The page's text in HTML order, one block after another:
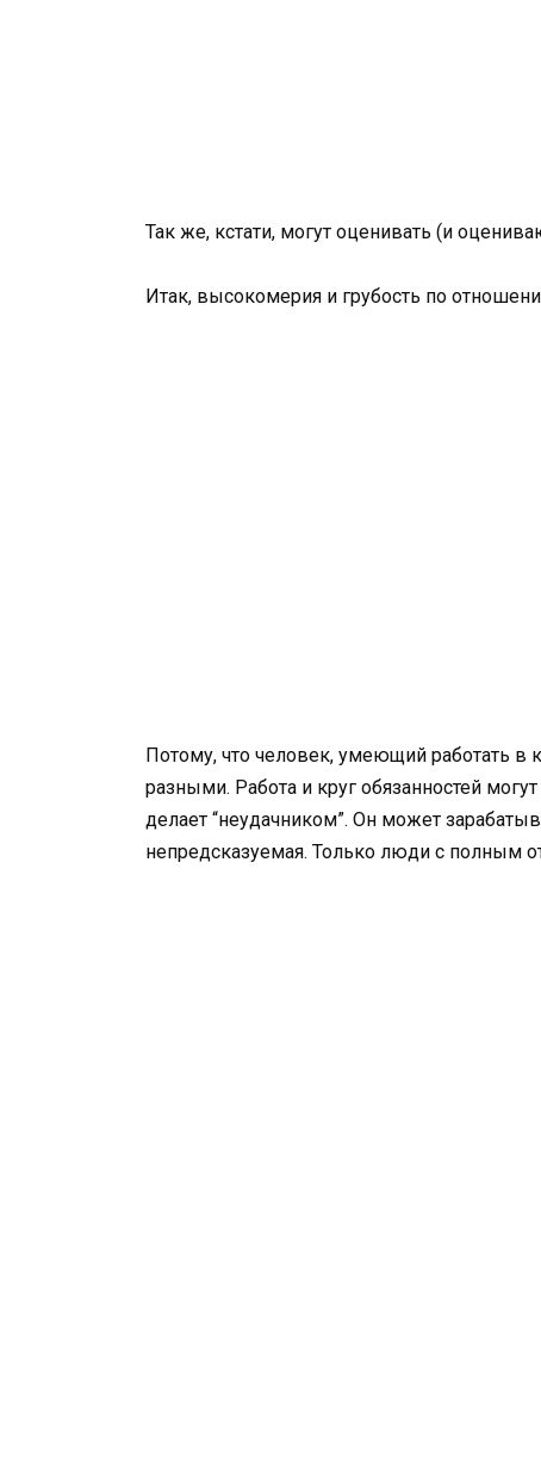
Так же, кстати, могут оценивать (и
Итак, высокомерия и грубость по
Потому, что человек, умеющий работать
разными. Работа и круг обязанностей
делает “неудачником”. Он может
непредсказуемая. Только люди с полным